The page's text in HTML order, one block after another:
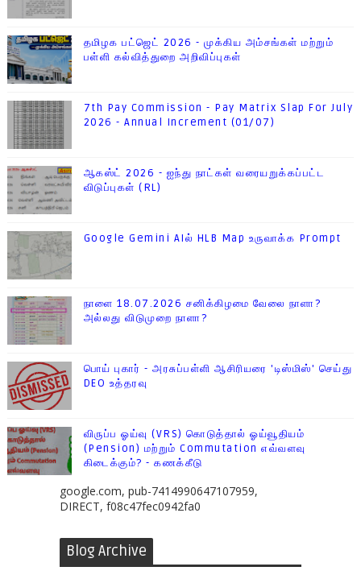
தமிழக பட்ஜெட் 2026 - முக்கிய அம்சங்கள் மற்றும்
பள்ளி கல்வித்துறை அறிவிப்புகள்
7th Pay Commission - Pay Matrix Slap For July
2026 - Annual Increment (01/07)
ஆகஸ்ட் 2026 - ஐந்து நாட்கள் வரையறுக்கப்பட்ட
விடுப்புகள் (RL)
Google Gemini AIல் HLB Map உருவாக்க Prompt
நாளை 18.07.2026 சனிக்கிழமை வேலை நாளா?
அல்லது விடுமுறை நாளா?
பொய் புகார் - அரசுப்பள்ளி ஆசிரியரை 'டிஸ்மிஸ்' செய்து
DEO உத்தரவு
விருப்ப ஓய்வு (VRS) கொடுத்தால் ஓய்வூதியம்
(Pension) மற்றும் Commutation எவ்வளவு
கிடைக்கும்? - கணக்கீடு
google.com, pub-7414990647107959,
DIRECT, f08c47fec0942fa0
Blog Archive